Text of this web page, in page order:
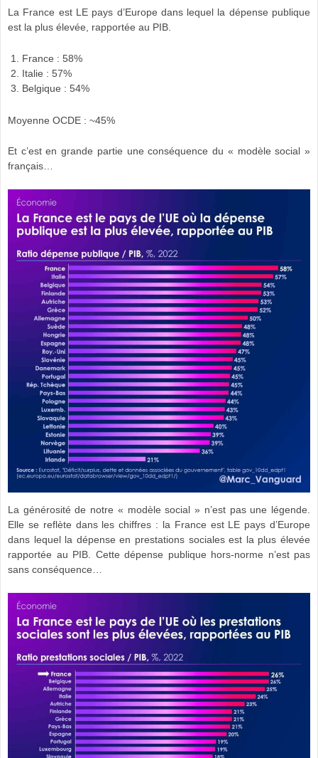
La France est LE pays d’Europe dans lequel la dépense publique
est la plus élevée, rapportée au PIB.
France : 58%
Italie : 57%
Belgique : 54%
Moyenne OCDE : ~45%
Et c’est en grande partie une conséquence du « modèle social »
français…
La générosité de notre « modèle social » n’est pas une légende.
Elle se reflète dans les chiffres : la France est LE pays d’Europe
dans lequel la dépense en prestations sociales est la plus élevée
rapportée au PIB. Cette dépense publique hors-norme n’est pas
sans conséquence…